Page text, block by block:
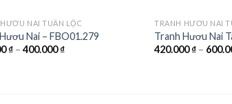
NAI TUẦN LỘC
Nai – FBO01.279
₫ –400.000₫
TRANH HƯƠU NAI
Tranh Hươu Nai
420.000₫ –